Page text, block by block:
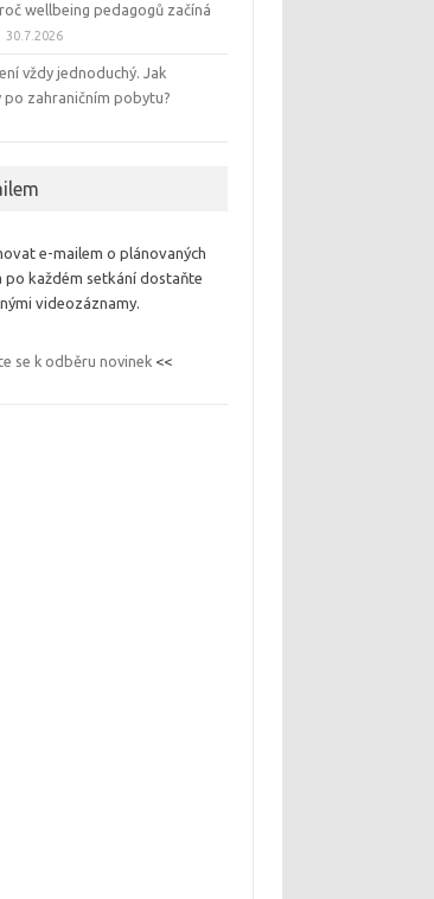
wellbeing pedagogů začíná
30.7.2026
vždy jednoduchý. Jak
zahraničním pobytu?
e-mailem o plánovaných
po každém setkání dostaňte
videozáznamy.
se k odběru novinek<<